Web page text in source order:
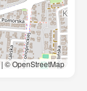
| © OpenStreetMap